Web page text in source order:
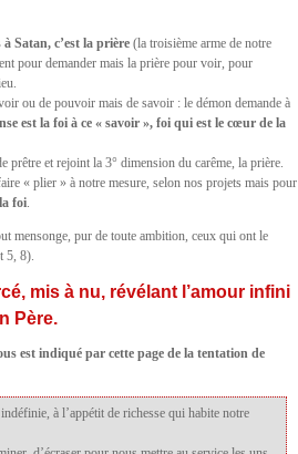
Satan, c’est la prière (la troisième arme de notre
pour demander mais la prière pour voir, pour
ou de pouvoir mais de savoir : le démon demande à
est la foi à ce « savoir », foi qui est le cœur de la
prêtre et rejoint la 3° dimension du carême, la prière.
« plier » à notre mesure, selon nos projets mais pour
foi.
mensonge, pur de toute ambition, ceux qui ont le
5, 8).
mis à nu, révélant l’amour infini
Père.
est indiqué par cette page de la tentation de
à l’appétit de richesse qui habite notre